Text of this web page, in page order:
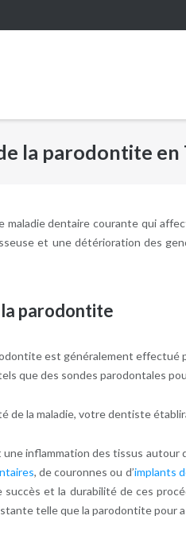
la parodontite en
maladie dentaire courante qui
et une détérioration des
parodontite
est généralement effectué
que des sondes parodontales
de la maladie, votre dentiste
une inflammation des tissus
, de couronnes ou d’implants
et la durabilité de ces
telle que la parodontite pour